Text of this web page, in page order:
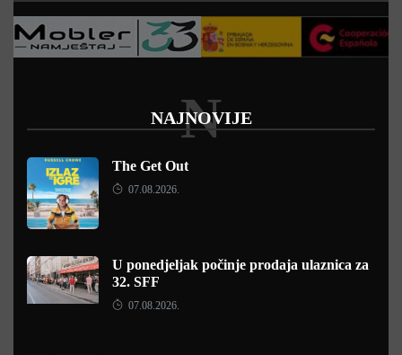
NAJNOVIJE
N
The Get Out
07.08.2026.
U ponedjeljak počinje prodaja ulaznica za
32. SFF
07.08.2026.